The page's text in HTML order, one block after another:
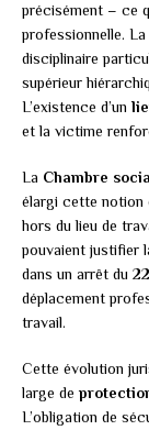
précisément – ce
professionnelle. La
disciplinaire
supérieur
L’existence d’un
et la victime
La Chambre
élargi cette notion
hors du lieu de
pouvaient justifier
dans un arrêt du
déplacement
travail.
Cette évolution
large de
L’obligation de